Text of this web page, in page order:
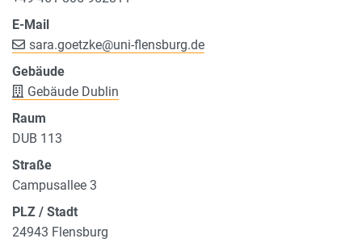
E-Mail
sara.goetzke@uni-flensburg.de
Gebäude
Gebäude Dublin
Raum
DUB 113
Straße
Campusallee 3
PLZ / Stadt
24943 Flensburg